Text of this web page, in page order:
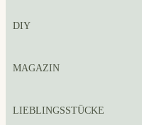
DIY
MAGAZIN
LIEBLINGSSTÜCKE